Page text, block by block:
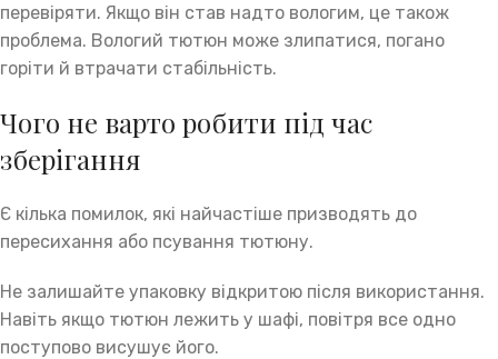
перевіряти. Якщо він став надто вологим, це також
проблема. Вологий тютюн може злипатися, погано
горіти й втрачати стабільність.
Чого не варто робити під час
зберігання
Є кілька помилок, які найчастіше призводять до
пересихання або псування тютюну.
Не залишайте упаковку відкритою після використання.
Навіть якщо тютюн лежить у шафі, повітря все одно
поступово висушує його.